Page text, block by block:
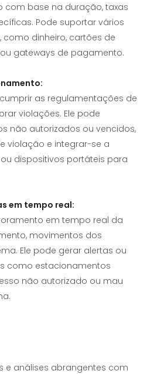
com base na duração, taxas
Pode suportar vários
dinheiro, cartões de
gateways de pagamento.
as regulamentações de
violações. Ele pode
não autorizados ou vencidos,
violação e integrar-se a
dispositivos portáteis para
em tempo real:
em tempo real da
movimentos dos
Ele pode gerar alertas ou
como estacionamentos
não autorizado ou mau
e análises abrangentes com